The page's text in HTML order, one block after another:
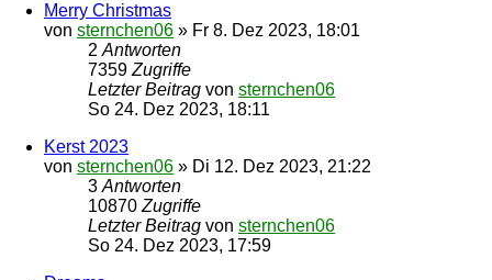
Merry Christmas
von sternchen06 » Fr 8. Dez 2023, 18:01
2 Antworten
7359 Zugriffe
Letzter Beitrag von sternchen06
So 24. Dez 2023, 18:11
Kerst 2023
von sternchen06 » Di 12. Dez 2023, 21:22
3 Antworten
10870 Zugriffe
Letzter Beitrag von sternchen06
So 24. Dez 2023, 17:59